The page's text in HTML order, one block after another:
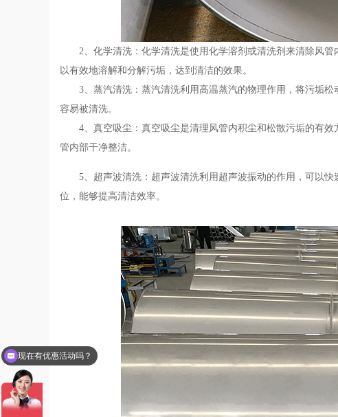
2、化学清洗：化学清洗是使用化学溶剂或清洗剂来清除风
以有效地溶解和分解污垢，达到清洁的效果。
3、蒸汽清洗：蒸汽清洗利用高温蒸汽的物理作用，将污垢
容易被清洗。
4、真空吸尘：真空吸尘是清理风管内积尘和松散污垢的有
管内部干净整洁。
5、超声波清洗：超声波清洗利用超声波振动的作用，可以
位，能够提高清洁效率。
可以介绍下你们的产品么？